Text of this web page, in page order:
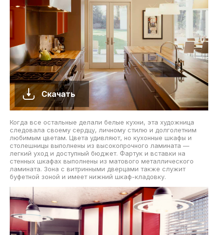
Скачать
Когда все остальные делали белые кухни, эта художница
следовала своему сердцу, личному стилю и долголетним
любимым цветам. Цвета удивляют, но кухонные шкафы и
столешницы выполнены из высокопрочного ламината —
легкий уход и доступный бюджет. Фартук и вставки на
стенных шкафах выполнены из матового металлического
ламината. Зона с витринными дверцами также служит
буфетной зоной и имеет нижний шкаф-кладовку.